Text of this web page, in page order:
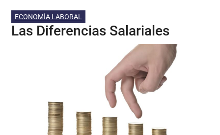
ECONOMÍA LABORAL
Las Diferencias Salariales